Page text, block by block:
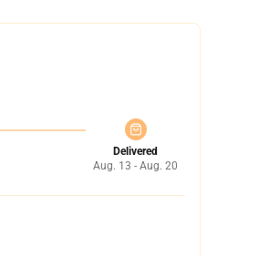
Delivered
Aug. 13 - Aug. 20